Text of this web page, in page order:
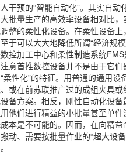
干预的“智能自动化”。其实自动
批量生产的高效率设备相对比
整的柔性化设备。在柔性设备上
于可以大大地降低所谓“经济规
控加工中心和柔性制造系统
意首推数控设备并不是由于它们
柔性化”的特征。用普通的通用设
或在前苏联推广过的成组夹具
备方案。相反，刚性自动化设
他们进行精益的小批量甚至单件
本是不可能的。因而，在向精
动、需要按批量作业的“超大设